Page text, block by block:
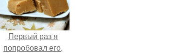
Первый раз я
попробовал его,